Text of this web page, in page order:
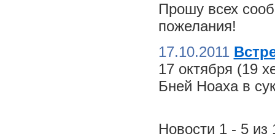
Прошу всех
пожелания!
17.10.2011
17 октября (19
Бней Ноаха в
Новости 1 - 5 из